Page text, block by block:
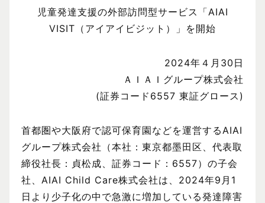
児童発達支援の外部訪問型サービス「AIAI
VISIT（アイアイビジット）」を開始
2024年４月30日
ＡＩＡＩグループ株式会社
(証券コード6557 東証グロース)
首都圏や大阪府で認可保育園などを運営するAIAI
グループ株式会社（本社：東京都墨田区、代表取
締役社長：貞松成、証券コード：6557）の子会
社、AIAI Child Care株式会社は、2024年9月1
日より少子化の中で急激に増加している発達障害